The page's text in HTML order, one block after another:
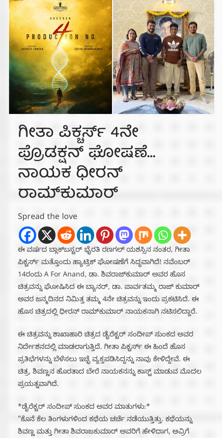
ಗೀತಾ ಪಿಕ್ಚರ್ಸ್‌ 4ನೇ
ಪ್ರೊಡಕ್ಷನ್ ಘೋಷಣೆ…
ನಾಯಕ ಧೀರನ್
ರಾಮ್‌ಕುಮಾರ್
Spread the love
ಈ ವರ್ಷದ ಬ್ಲಾಕ್‌ಬಸ್ಟರ್ ಭೈರತಿ ರಣಗಲ್ ಯಶಸ್ಸಿನ ನಂತರ, ಗೀತಾ
ಪಿಕ್ಚರ್ಸ್‌ ಮತ್ತೊಂದು ಹ್ಯಾಟ್ರಿಕ್‌ ಘೋಷಣೆಗೆ ಸಿದ್ಧವಾಗಿದೆ! ನವೆಂಬರ್
14ರಂದು A For Anand, ಡಾ. ಶಿವರಾಜ್‌ಕುಮಾರ್‌ ಅವರ ಹೊಸ
ಚಿತ್ರವನ್ನು ಘೋಷಿಸಿದ ಈ ಬ್ಯಾನರ್, ಡಾ. ಪಾರ್ವತಮ್ಮ ರಾಜ್ ಕುಮಾರ್‌
ಅವರ ಜನ್ಮದಿನದ ನಿಮಿತ್ತ ತಮ್ಮ 4ನೇ ಚಿತ್ರವನ್ನು ಇಂದು ಪ್ರಕಟಿಸಿದೆ. ಈ
ಹೊಸ ಚಿತ್ರದಲ್ಲಿ ಧೀರನ್ ರಾಮ್‌ಕುಮಾರ್‌ ನಾಯಕನಾಗಿ ನಟಿಸಲಿದ್ದಾರೆ.
ಈ ಚಿತ್ರವನ್ನು ಶಾಖಾಹಾರಿ ಚಿತ್ರದ ಡೈರೆಕ್ಟರ್ ಸಂದೀಪ್ ಸುಂಕದ ಅವರ
ನಿರ್ದೇಶನದಲ್ಲಿ ಮಾಡಲಾಗುತ್ತಿದೆ. ಗೀತಾ ಪಿಕ್ಚರ್ಸ್ ಈ ಹಿಂದೆ ಹೊಸ
ಪ್ರತಿಭೆಗಳನ್ನು ಬೆಳೆಸಲು ಇಚ್ಛೆ ವ್ಯಕ್ತಪಡಿಸಿದ್ದನ್ನು ನಾವು ಕೇಳಿದ್ದೇವೆ. ಈ
ಚಿತ್ರ, ಶಿವಣ್ಣನ ಹೊರತಾದ ಬೇರೆ ನಾಯಕನನ್ನು ಕಾಸ್ಟ್ ಮಾಡುವ ಮೊದಲ
ಪ್ರಯತ್ನವಾಗಿದೆ.
*ಡೈರೆಕ್ಟರ್ ಸಂದೀಪ್ ಸುಂಕದ ಅವರ ಮಾತುಗಳು:*
“ಕೊನೆ ಕೆಲ ತಿಂಗಳುಗಳಿಂದ ಕಥೆಯ ಚರ್ಚೆ ನಡೆಯುತ್ತಿತ್ತು. ಕಥೆಯನ್ನು
ಶಿವಣ್ಣ ಮತ್ತು ಗೀತಾ ಶಿವರಾಜಕುಮಾರ್ ಅವರಿಗೆ ಹೇಳಿದಾಗ, ಅವ್ರಿಗೆ